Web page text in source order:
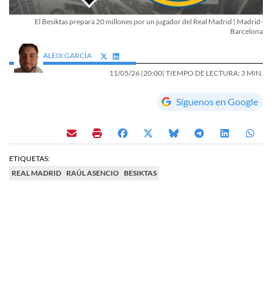
El Besiktas prepara 20 millones por un jugador del Real Madrid | Madrid-
Barcelona
ALEIX GARCÍA
11/05/26 |20:00| TIEMPO DE LECTURA: 3 MIN.
Síguenos en Google
ETIQUETAS:
REAL MADRID RAÚL ASENCIO BESIKTAS